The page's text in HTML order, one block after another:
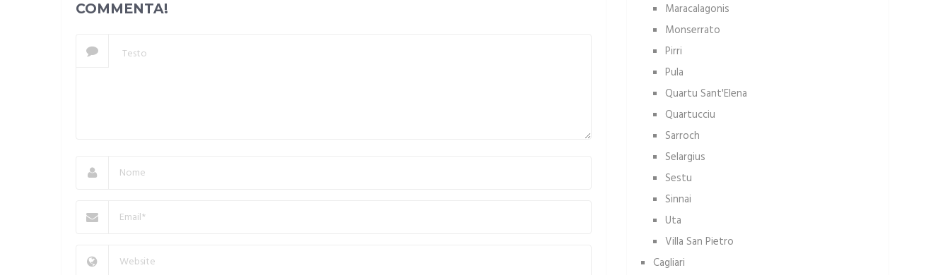
COMMENTA!
Maracalagonis
Monserrato
Pirri
Pula
Quartu Sant'Elena
Quartucciu
Sarroch
Selargius
Sestu
Sinnai
Uta
Villa San Pietro
Cagliari